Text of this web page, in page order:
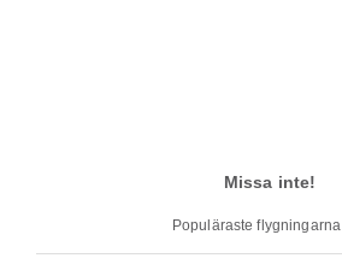
Missa inte!
Populäraste flygningarna